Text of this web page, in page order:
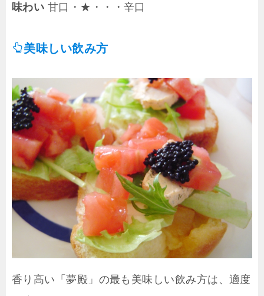
味わい 甘口・★・・・辛口
美味しい飲み方
香り高い「夢殿」の最も美味しい飲み方は、適度